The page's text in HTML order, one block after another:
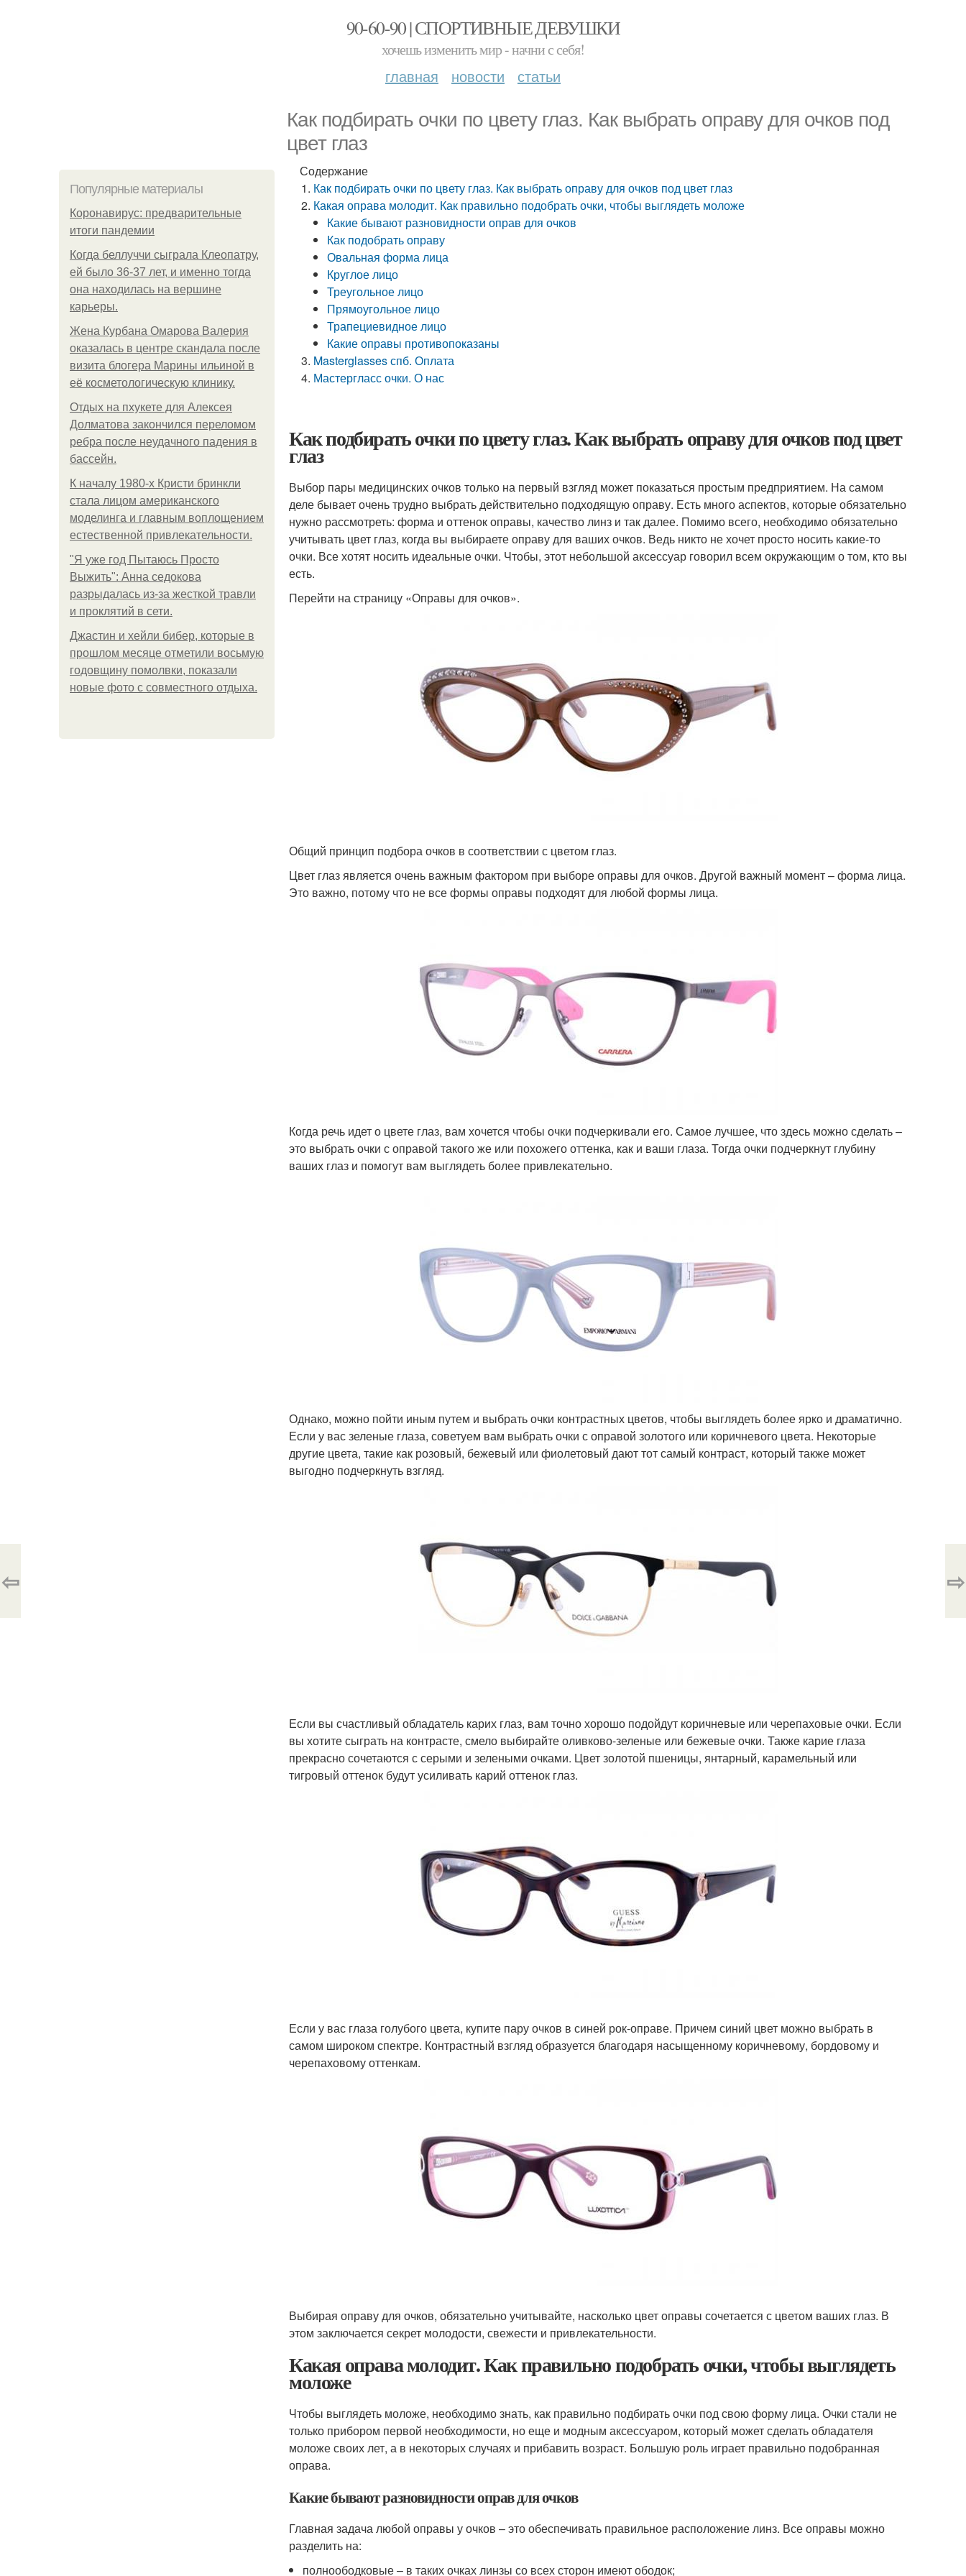
90-60-90 | СПОРТИВНЫЕ ДЕВУШКИ
хочешь изменить мир - начни с себя!
главная новости статьи
Как подбирать очки по цвету глаз. Как выбрать оправу для очков под
цвет глаз
Популярные материалы
Коронавирус: предварительные
итоги пандемии
Когда беллуччи сыграла Клеопатру,
ей было 36-37 лет, и именно тогда
она находилась на вершине
карьеры.
Жена Курбана Омарова Валерия
оказалась в центре скандала после
визита блогера Марины ильиной в
её косметологическую клинику.
Отдых на пхукете для Алексея
Долматова закончился переломом
ребра после неудачного падения в
бассейн.
К началу 1980-х Кристи бринкли
стала лицом американского
моделинга и главным воплощением
естественной привлекательности.
"Я уже год Пытаюсь Просто
Выжить": Анна седокова
разрыдалась из-за жесткой травли
и проклятий в сети.
Джастин и хейли бибер, которые в
прошлом месяце отметили восьмую
годовщину помолвки, показали
новые фото с совместного отдыха.
Содержание
Как подбирать очки по цвету глаз. Как выбрать оправу для очков под цвет глаз
Какая оправа молодит. Как правильно подобрать очки, чтобы выглядеть моложе
Какие бывают разновидности оправ для очков
Как подобрать оправу
Овальная форма лица
Круглое лицо
Треугольное лицо
Прямоугольное лицо
Трапециевидное лицо
Какие оправы противопоказаны
Masterglasses спб. Оплата
Мастергласс очки. О нас
Как подбирать очки по цвету глаз. Как выбрать оправу для очков под цвет
глаз
Выбор пары медицинских очков только на первый взгляд может показаться простым предприятием. На самом
деле бывает очень трудно выбрать действительно подходящую оправу. Есть много аспектов, которые обязательно
нужно рассмотреть: форма и оттенок оправы, качество линз и так далее. Помимо всего, необходимо обязательно
учитывать цвет глаз, когда вы выбираете оправу для ваших очков. Ведь никто не хочет просто носить какие-то
очки. Все хотят носить идеальные очки. Чтобы, этот небольшой аксессуар говорил всем окружающим о том, кто вы
есть.
Перейти на страницу «Оправы для очков».
Общий принцип подбора очков в соответствии с цветом глаз.
Цвет глаз является очень важным фактором при выборе оправы для очков. Другой важный момент – форма лица.
Это важно, потому что не все формы оправы подходят для любой формы лица.
Когда речь идет о цвете глаз, вам хочется чтобы очки подчеркивали его. Самое лучшее, что здесь можно сделать –
это выбрать очки с оправой такого же или похожего оттенка, как и ваши глаза. Тогда очки подчеркнут глубину
ваших глаз и помогут вам выглядеть более привлекательно.
Однако, можно пойти иным путем и выбрать очки контрастных цветов, чтобы выглядеть более ярко и драматично.
Если у вас зеленые глаза, советуем вам выбрать очки с оправой золотого или коричневого цвета. Некоторые
другие цвета, такие как розовый, бежевый или фиолетовый дают тот самый контраст, который также может
выгодно подчеркнуть взгляд.
Если вы счастливый обладатель карих глаз, вам точно хорошо подойдут коричневые или черепаховые очки. Если
вы хотите сыграть на контрасте, смело выбирайте оливково-зеленые или бежевые очки. Также карие глаза
прекрасно сочетаются с серыми и зелеными очками. Цвет золотой пшеницы, янтарный, карамельный или
тигровый оттенок будут усиливать карий оттенок глаз.
Если у вас глаза голубого цвета, купите пару очков в синей рок-оправе. Причем синий цвет можно выбрать в
самом широком спектре. Контрастный взгляд образуется благодаря насыщенному коричневому, бордовому и
черепаховому оттенкам.
Выбирая оправу для очков, обязательно учитывайте, насколько цвет оправы сочетается с цветом ваших глаз. В
этом заключается секрет молодости, свежести и привлекательности.
Какая оправа молодит. Как правильно подобрать очки, чтобы выглядеть
моложе
Чтобы выглядеть моложе, необходимо знать, как правильно подбирать очки под свою форму лица. Очки стали не
только прибором первой необходимости, но еще и модным аксессуаром, который может сделать обладателя
моложе своих лет, а в некоторых случаях и прибавить возраст. Большую роль играет правильно подобранная
оправа.
Какие бывают разновидности оправ для очков
Главная задача любой оправы у очков – это обеспечивать правильное расположение линз. Все оправы можно
разделить на:
полноободковые – в таких очках линзы со всех сторон имеют ободок;
⇦ ⇨